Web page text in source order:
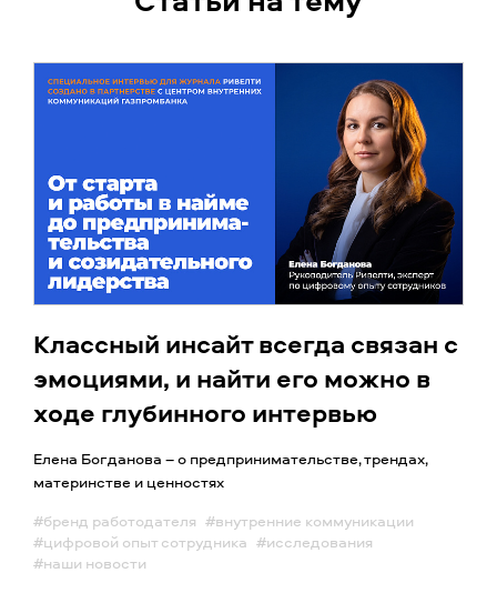
Классный инсайт всегда связан с
эмоциями, и найти его можно в
ходе глубинного интервью
Елена Богданова – о предпринимательстве, трендах,
материнстве и ценностях
#бренд работодателя #внутренние коммуникации
#цифровой опыт сотрудника #исследования
#наши новости